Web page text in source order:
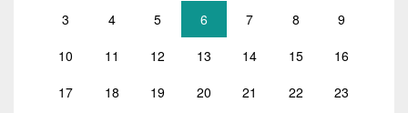
3 4 5 6 7 8 9
10 11 12 13 14 15 16
17 18 19 20 21 22 23